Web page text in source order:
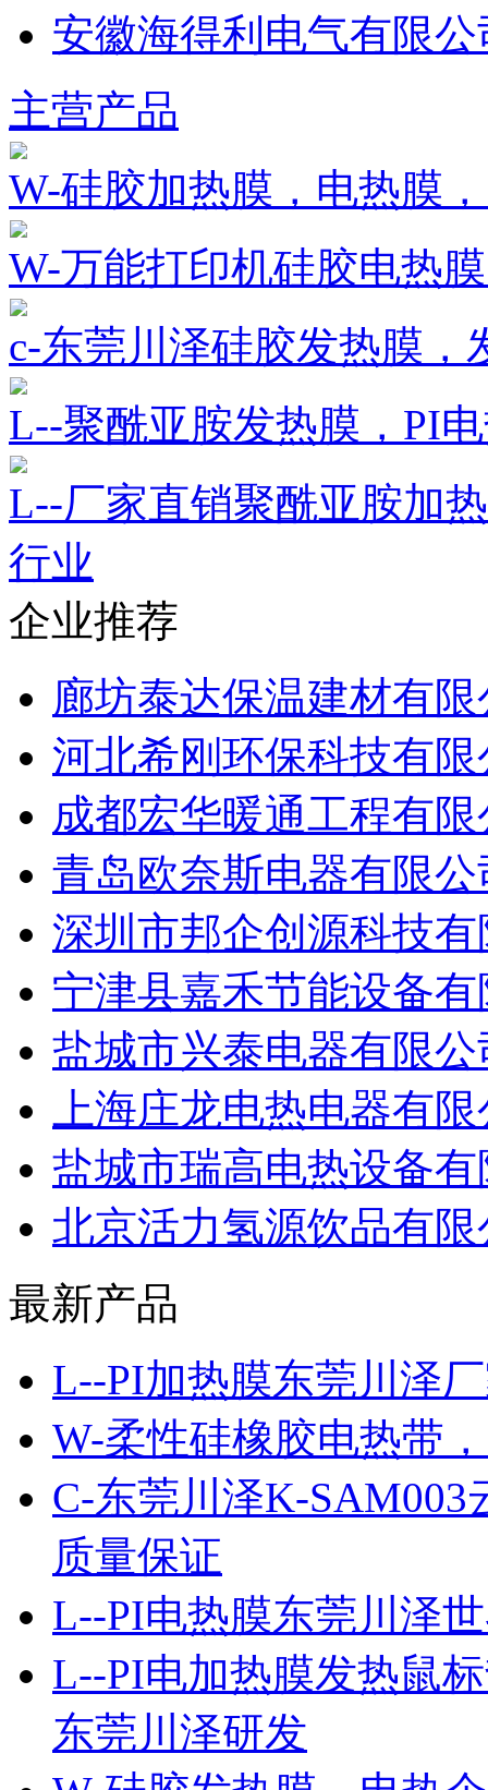
安徽海得利电气有限公
主营产品
W-硅胶加热膜，电热膜
W-万能打印机硅胶电热
c-东莞川泽硅胶发热膜，
L--聚酰亚胺发热膜，PI
L--厂家直销聚酰亚胺加
行业
企业推荐
廊坊泰达保温建材有
河北希刚环保科技有限
成都宏华暖通工程有
青岛欧奈斯电器有限公
深圳市邦企创源科技
宁津县嘉禾节能设备
盐城市兴泰电器有限公
上海庄龙电热电器有
盐城市瑞高电热设备
北京活力氢源饮品有限
最新产品
L--PI加热膜东莞川泽
W-柔性硅橡胶电热带
C-东莞川泽K-
质量保证
L--PI电热膜东莞川泽
L--PI电加热膜发热鼠
东莞川泽研发